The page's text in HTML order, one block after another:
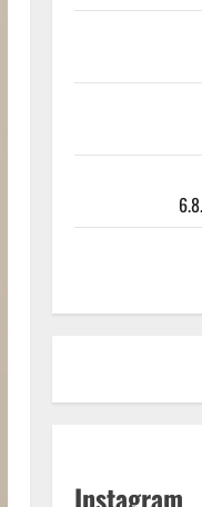
Instagram